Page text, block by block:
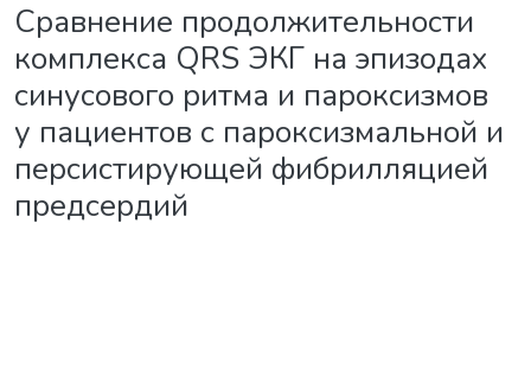
Сравнение продолжительности
комплекса QRS ЭКГ на эпизодах
синусового ритма и пароксизмов
у пациентов с пароксизмальной и
персистирующей фибрилляцией
предсердий